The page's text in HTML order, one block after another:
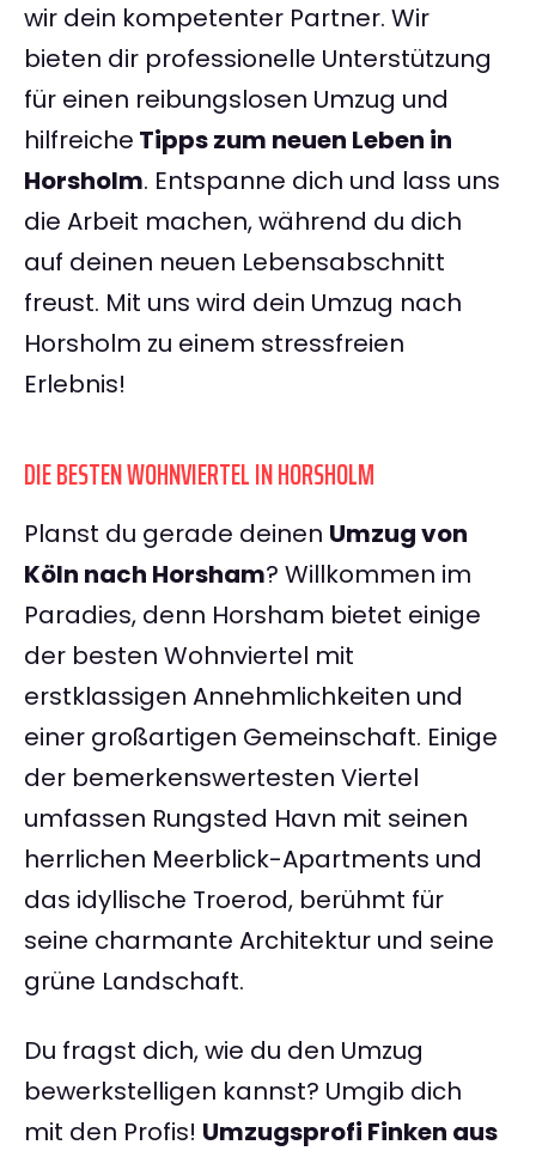
wir dein kompetenter Partner. Wir
bieten dir professionelle Unterstützung
für einen reibungslosen Umzug und
hilfreiche Tipps zum neuen Leben in
Horsholm. Entspanne dich und lass uns
die Arbeit machen, während du dich
auf deinen neuen Lebensabschnitt
freust. Mit uns wird dein Umzug nach
Horsholm zu einem stressfreien
Erlebnis!
DIE BESTEN WOHNVIERTEL IN HORSHOLM
Planst du gerade deinen Umzug von
Köln nach Horsham? Willkommen im
Paradies, denn Horsham bietet einige
der besten Wohnviertel mit
erstklassigen Annehmlichkeiten und
einer großartigen Gemeinschaft. Einige
der bemerkenswertesten Viertel
umfassen Rungsted Havn mit seinen
herrlichen Meerblick-Apartments und
das idyllische Troerod, berühmt für
seine charmante Architektur und seine
grüne Landschaft.
Du fragst dich, wie du den Umzug
bewerkstelligen kannst? Umgib dich
mit den Profis! Umzugsprofi Finken aus